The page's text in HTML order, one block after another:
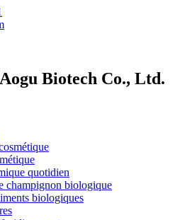
Biotech Co., Ltd.
quotidien
champignon biologique
biologiques